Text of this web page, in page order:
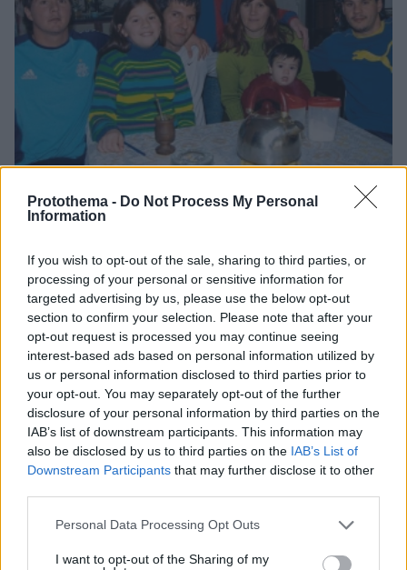
Protothema - Do Not Process My Personal
Information
If you wish to opt-out of the sale, sharing to third parties, or
processing of your personal or sensitive information for
targeted advertising by us, please use the below opt-out
section to confirm your selection. Please note that after your
opt-out request is processed you may continue seeing
interest-based ads based on personal information utilized by
us or personal information disclosed to third parties prior to
your opt-out. You may separately opt-out of the further
disclosure of your personal information by third parties on the
IAB’s list of downstream participants. This information may
also be disclosed by us to third parties on the IAB’s List of
Downstream Participants that may further disclose it to other
Please note that this website/app uses one or more Google
not limited to your visit or usage behaviour. You may click to
Personal Data Processing Opt Outs
I want to opt-out of the Sharing of my
Χόρχε Μέσι: Ο εργάτης από το Ροσάριο που πήρε
τον 13χρονο Λιονέλ από το χέρι και άλλαξε την
ιστορία του ποδοσφαίρου με μια υπογραφή σε...
χαρτοπετσέτα